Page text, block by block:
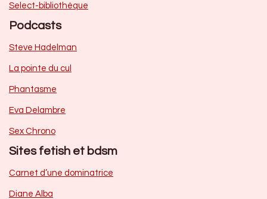
Select-bibliothèque
Podcasts
Steve Hadelman
La pointe du cul
Phantasme
Eva Delambre
Sex Chrono
Sites fetish et bdsm
Carnet d’une dominatrice
Diane Alba